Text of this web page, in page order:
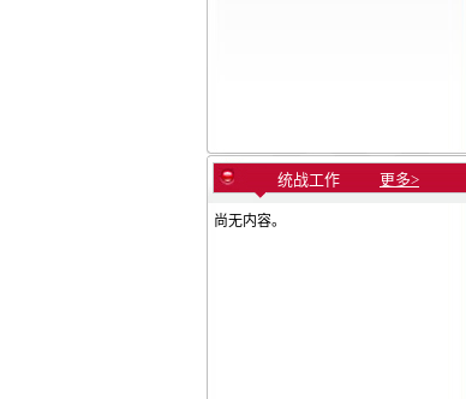
统战工作 更多>
尚无内容。